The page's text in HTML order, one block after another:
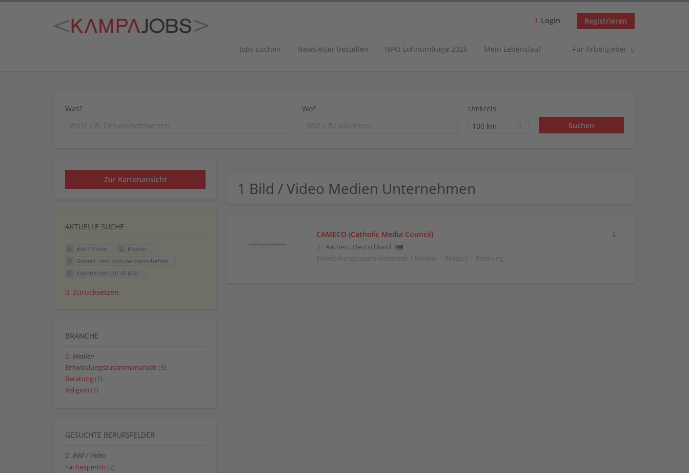
Login Registrieren
Jobs suchen Newsletter bestellen NPO-Lohnumfrage 2026 Mein Lebenslauf Für Arbeitgeber
Was? Wo?
Umkreis
100 km
1 Bild / Video Medien Unternehmen
CAMECO (Catholic Media Council)
Aachen , Deutschland
Entwicklungszusammenarbeit | Medien | Religion | Beratung
Zur Kartenansicht
AKTUELLE SUCHE
Bild / Video
Medien
Geistes- und Kulturwissenschaften
Kleinbetrieb (10-49 MA)
Zurücksetzen
BRANCHE
Medien
Entwicklungszusammenarbeit (3)
Beratung (1)
Religion (1)
GESUCHTE BERUFSFELDER
Bild / Video
FachexpertIn (2)